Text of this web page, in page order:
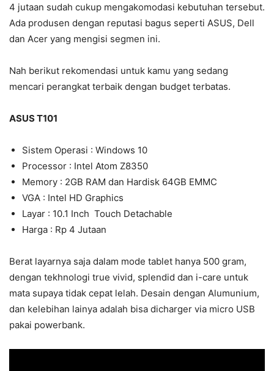
4 jutaan sudah cukup mengakomodasi kebutuhan tersebut.
Ada produsen dengan reputasi bagus seperti ASUS, Dell
dan Acer yang mengisi segmen ini.
Nah berikut rekomendasi untuk kamu yang sedang
mencari perangkat terbaik dengan budget terbatas.
ASUS T101
Sistem Operasi : Windows 10
Processor : Intel Atom Z8350
Memory : 2GB RAM dan Hardisk 64GB EMMC
VGA : Intel HD Graphics
Layar : 10.1 Inch Touch Detachable
Harga : Rp 4 Jutaan
Berat layarnya saja dalam mode tablet hanya 500 gram,
dengan tekhnologi true vivid, splendid dan i-care untuk
mata supaya tidak cepat lelah. Desain dengan Alumunium,
dan kelebihan lainya adalah bisa dicharger via micro USB
pakai powerbank.